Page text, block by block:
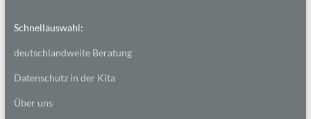
Schnellauswahl:
deutschlandweite Beratung
Datenschutz in der Kita
Über uns